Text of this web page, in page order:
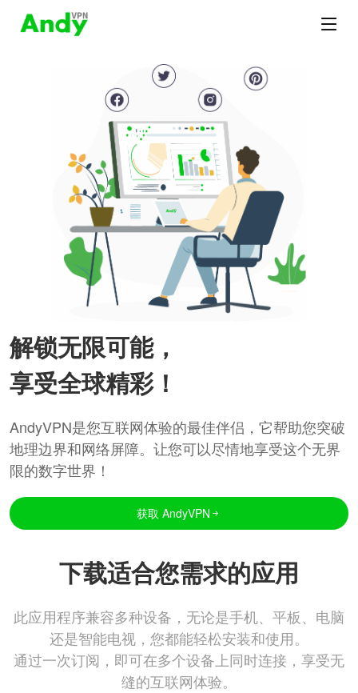
解锁无限可能，
享受全球精彩！
AndyVPN是您互联网体验的最佳伴侣，它帮助您突破
地理边界和网络屏障。让您可以尽情地享受这个无界
限的数字世界！
获取 AndyVPN
下载适合您需求的应用
此应用程序兼容多种设备，无论是手机、平板、电脑
还是智能电视，您都能轻松安装和使用。
通过一次订阅，即可在多个设备上同时连接，享受无
缝的互联网体验。